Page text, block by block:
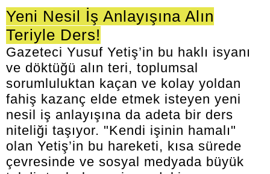
Yeni Nesil İş Anlayışına Alın
Teriyle Ders!
Gazeteci Yusuf Yetiş’in bu haklı isyanı
ve döktüğü alın teri, toplumsal
sorumluluktan kaçan ve kolay yoldan
fahiş kazanç elde etmek isteyen yeni
nesil iş anlayışına da adeta bir ders
niteliği taşıyor. "Kendi işinin hamalı"
olan Yetiş’in bu hareketi, kısa sürede
çevresinde ve sosyal medyada büyük